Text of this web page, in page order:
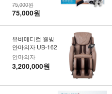
75,000원
75,000원
유비메디컬 웰빙
안마의자 UB-162
안마의자
3,200,000원